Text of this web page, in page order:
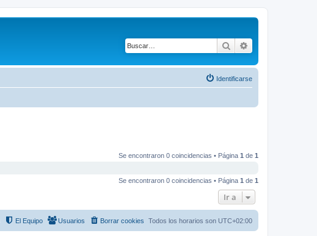
Buscar
Identificarse
Se encontraron 0 coincidencias • Página 1 de 1
Se encontraron 0 coincidencias • Página 1 de 1
Ir a
Todos los horarios son UTC+02:00
Borrar cookies
Usuarios
El Equipo